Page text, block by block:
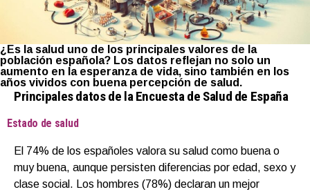
¿Es la salud uno de los principales valores de la
población española? Los datos reflejan no solo un
aumento en la esperanza de vida, sino también en los
años vividos con buena percepción de salud.
Principales datos de la Encuesta de Salud de España
Estado de salud
El 74% de los españoles valora su salud como buena o
muy buena, aunque persisten diferencias por edad, sexo y
clase social. Los hombres (78%) declaran un mejor